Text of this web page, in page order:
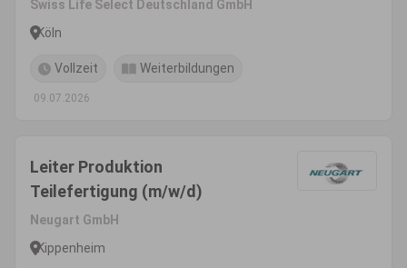
Swiss Life Select Deutschland GmbH
Köln
Vollzeit Weiterbildungen
09.07.2026
Leiter Produktion
Teilefertigung (m/w/d)
Neugart GmbH
Kippenheim